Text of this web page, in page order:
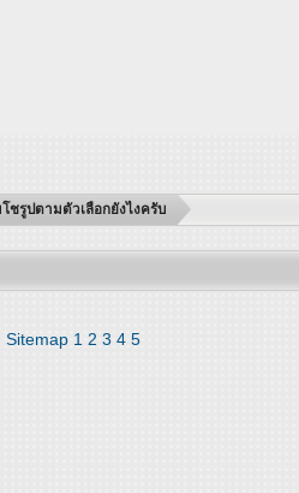
ชรูปตามตัวเลือกยังไงครับ
Sitemap 1 2 3 4 5